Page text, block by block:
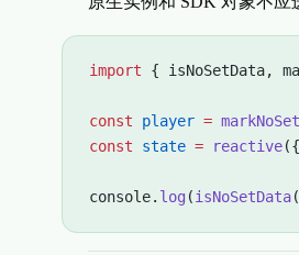
import { isNoSetData,
const player =
const state = reactive
console. log (isNoSetData